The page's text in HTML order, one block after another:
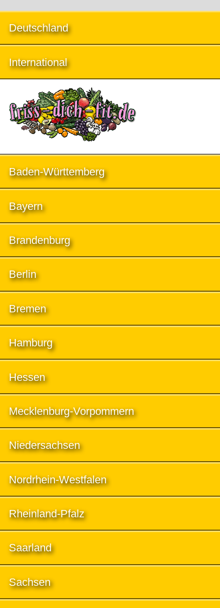
Deutschland
International
Baden-Württemberg
Bayern
Brandenburg
Berlin
Bremen
Hamburg
Hessen
Mecklenburg-Vorpommern
Niedersachsen
Nordrhein-Westfalen
Rheinland-Pfalz
Saarland
Sachsen